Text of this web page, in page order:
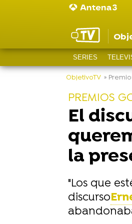
SERIES
ObjetivoTV »
PREMIOS
El
la
"Los que
discurso